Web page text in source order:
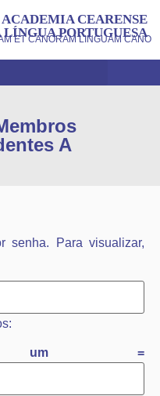
ACADEMIA CEARENSE
LÍNGUA PORTUGUESA
ET CANORAM LINGUAM CANO
A
senha. Para visualizar,
=